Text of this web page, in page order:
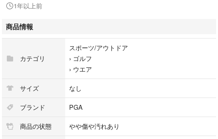
写真のものが全てになります。
状態は写真にてご確認くださいませ。
1年以上前
商品情報
カテゴリ
スポーツ/アウトドア
› ゴルフ
› ウエア
サイズ なし
ブランド PGA
商品の状態 やや傷や汚れあり